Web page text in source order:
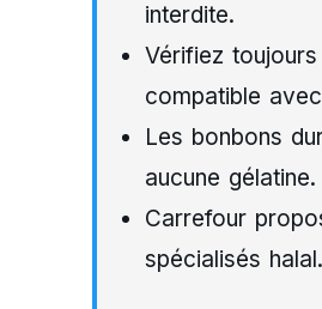
interdite.
Vérifiez
compatible
Les bonbons
aucune gélatine.
Carrefour
spécialisés halal.